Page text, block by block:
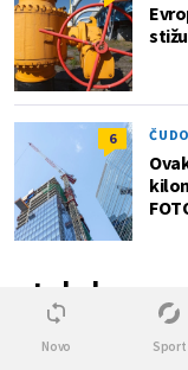
6
Lokal
Novo Sport